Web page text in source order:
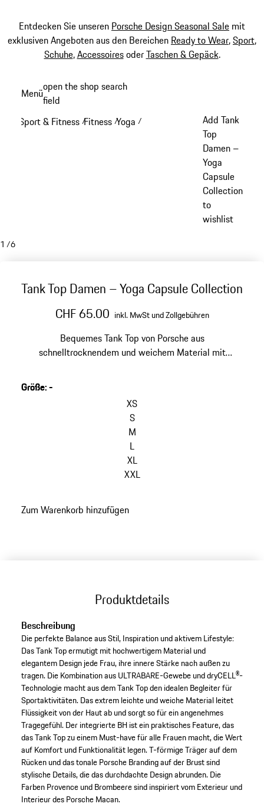
Entdecken Sie unseren Porsche Design Seasonal Sale mit
exklusiven Angeboten aus den Bereichen Ready to Wear,Sport,
Schuhe,AccessoiresoderTaschen & Gepäck.
Hauptinhalt
Menüopen the shop search
field
Sport & Fitness /Fitness /Yoga /
Add Tank
Top
Damen –
Yoga
Capsule
Collection
to
wishlist
1 /6
Tank Top Damen – Yoga Capsule Collection
CHF 65.00 inkl. MwSt und Zollgebühren
Bequemes Tank Top von Porsche aus
schnelltrocknendem und weichem Material mit
Größe:-
XS
S
M
L
XL
XXL
Zum Warenkorb hinzufügen
Produktdetails
Beschreibung
Die perfekte Balance aus Stil, Inspiration und aktivem Lifestyle:
Das Tank Top ermutigt mit hochwertigem Material und
elegantem Design jede Frau, ihre innere Stärke nach außen zu
tragen. Die Kombination aus ULTRABARE-Gewebe und dryCELL®-
Technologie macht aus dem Tank Top den idealen Begleiter für
Sportaktivitäten. Das extrem leichte und weiche Material leitet
Flüssigkeit von der Haut ab und sorgt so für ein angenehmes
Tragegefühl. Der integrierte BH ist ein praktisches Feature, das
das Tank Top zu einem Must-have für alle Frauen macht, die Wert
auf Komfort und Funktionalität legen. T-förmige Träger auf dem
Rücken und das tonale Porsche Branding auf der Brust sind
stylische Details, die das durchdachte Design abrunden. Die
Farben Provence und Brombeere sind inspiriert vom Exterieur und
Interieur des Porsche Macan.